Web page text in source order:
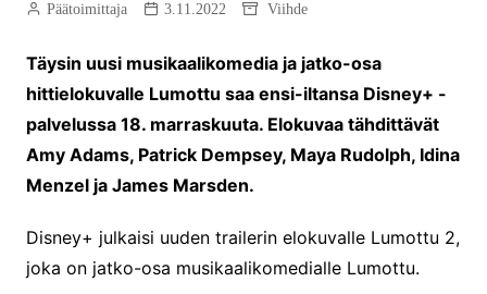
Päätoimittaja 3.11.2022 Viihde
Täysin uusi musikaalikomedia ja jatko-osa
hittielokuvalle Lumottu saa ensi-iltansa Disney+ -
palvelussa 18. marraskuuta. Elokuvaa tähdittävät
Amy Adams, Patrick Dempsey, Maya Rudolph, Idina
Menzel ja James Marsden.
Disney+ julkaisi uuden trailerin elokuvalle Lumottu 2,
joka on jatko-osa musikaalikomedialle Lumottu.